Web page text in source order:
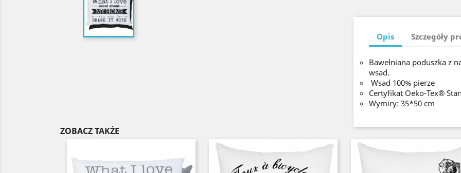
Opis Szczegóły
Bawełniana poduszka z
wsad.
Wsad 100% pierze
Certyfikat Oeko-Tex®
Wymiry: 35*50 cm
ZOBACZ TAKŻE